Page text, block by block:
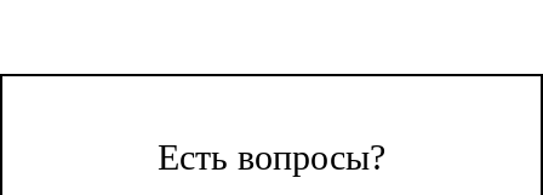
Есть вопросы?